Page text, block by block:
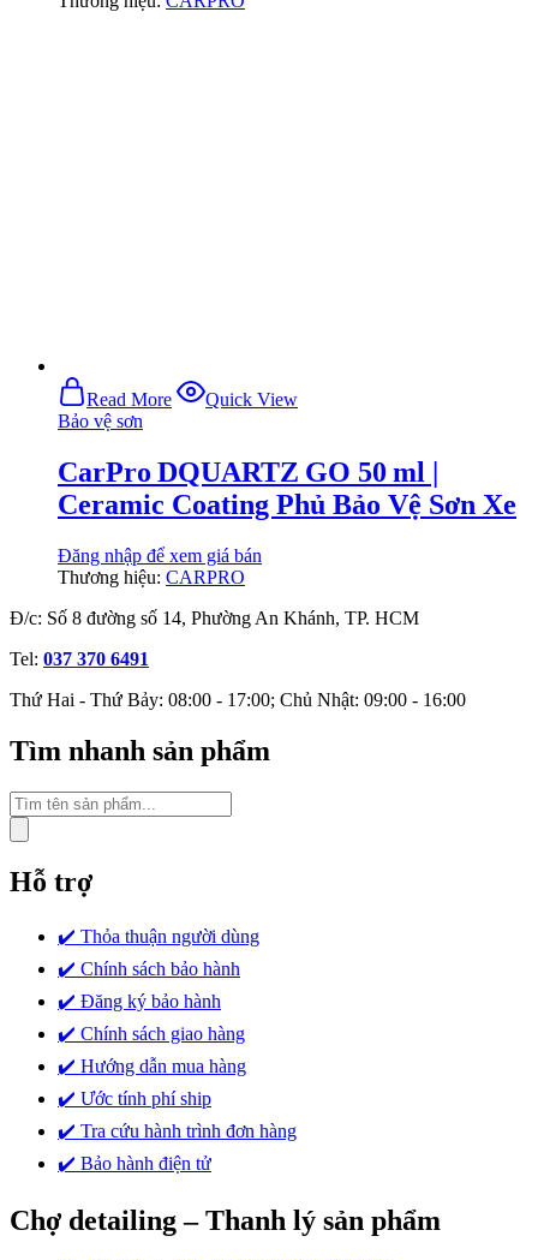
Read More
Quick View
Bảo vệ sơn
CarPro DQUARTZ GO 50 ml |
Ceramic Coating Phủ Bảo Vệ Sơn Xe
Đăng nhập để xem giá bán
Thương hiệu: CARPRO
Đ/c: Số 8 đường số 14, Phường An Khánh, TP. HCM
Tel: 037 370 6491
Thứ Hai - Thứ Bảy: 08:00 - 17:00; Chủ Nhật: 09:00 - 16:00
Tìm nhanh sản phẩm
Tìm
kiếm
sản
phẩm
Hỗ trợ
✔️ Thỏa thuận người dùng
✔️ Chính sách bảo hành
✔️ Đăng ký bảo hành
✔️ Chính sách giao hàng
✔️ Hướng dẫn mua hàng
✔️ Ước tính phí ship
✔️ Tra cứu hành trình đơn hàng
✔️ Bảo hành điện tử
Chợ detailing – Thanh lý sản phẩm